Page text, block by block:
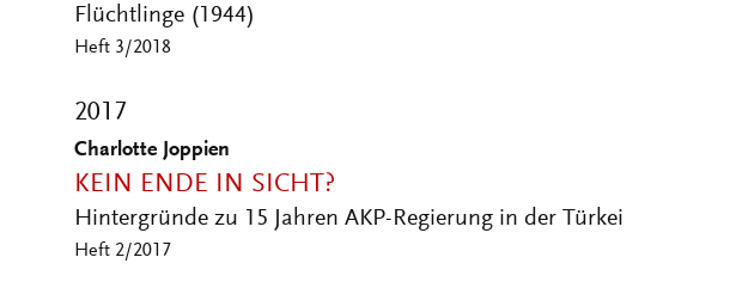
Flüchtlinge (1944)
Heft 3/2018
2017
Charlotte Joppien
KEIN ENDE IN SICHT?
Hintergründe zu 15 Jahren AKP-Regierung in der Türkei
Heft 2/2017